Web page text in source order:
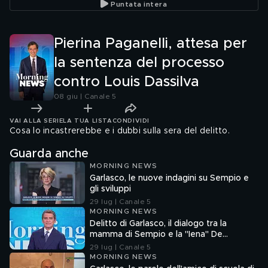
Puntata intera
Pierina Paganelli, attesa per
la sentenza del processo
contro Louis Dassilva
08 giu | Canale 5
VAI ALLA SERIE LA TUA LISTA CONDIVIDI
Cosa lo incastrerebbe e i dubbi sulla sera del delitto.
Guarda anche
MORNING NEWS
Garlasco, le nuove indagini su Sempio e
gli sviluppi
29 lug | Canale 5
MORNING NEWS
Delitto di Garlasco, il dialogo tra la
mamma di Sempio e la "Iena" De
Giuseppe nel 2022
29 lug | Canale 5
MORNING NEWS